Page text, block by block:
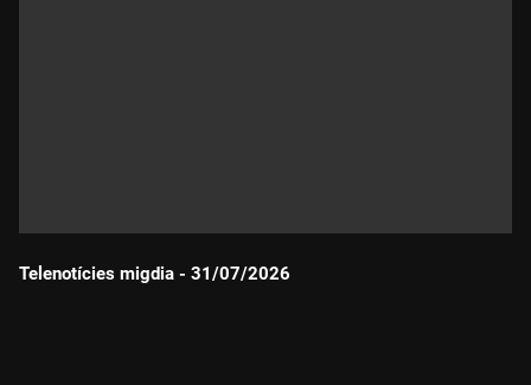
Telenotícies migdia - 31/07/2026